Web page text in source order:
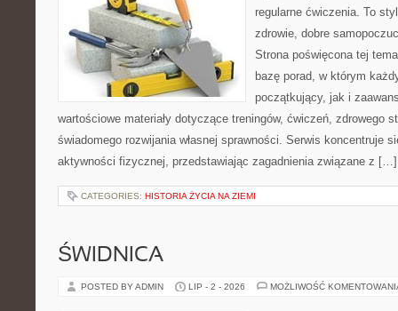
regularne ćwiczenia. To
zdrowie, dobre
Strona poświęcona tej
bazę porad, w którym
początkujący, jak i
wartościowe materiały dotyczące treningów, ćwiczeń, zdrowego
świadomego rozwijania własnej sprawności. Serwis koncentruje
aktywności fizycznej, przedstawiając zagadnienia związane z […]
CATEGORIES: HISTORIA ŻYCIA NA ZIEMI
ŚWIDNICA
POSTED BY ADMIN LIP - 2 - 2026 MOŻLIWOŚĆ